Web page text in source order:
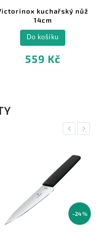
kuchařský nůž
14cm
559 Kč
Do košíku
Previous
–24 %
Next